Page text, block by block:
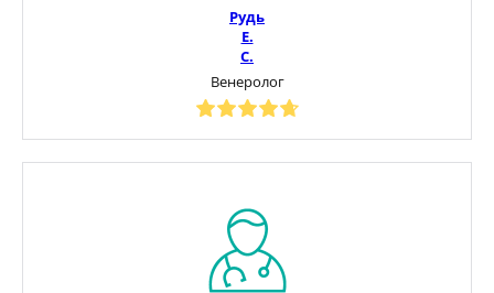
Рудь
Е.
С.
Венеролог